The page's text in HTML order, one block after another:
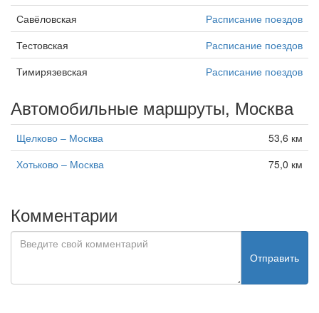
Савёловская
Расписание поездов
Тестовская
Расписание поездов
Тимирязевская
Расписание поездов
Автомобильные маршруты, Москва
Щелково – Москва
53,6 км
Хотьково – Москва
75,0 км
Комментарии
Отправить